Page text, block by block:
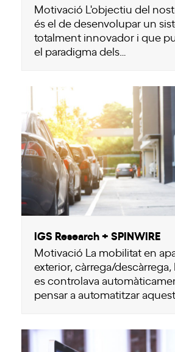
Motivació L'objectiu del
és el de desenvolupar un
totalment innovador i que
el paradigma dels…
IGS Research + SPINWIRE
Motivació La mobilitat en
exterior, càrrega/descàrrega,
es controlava
pensar a automatitzar aquest